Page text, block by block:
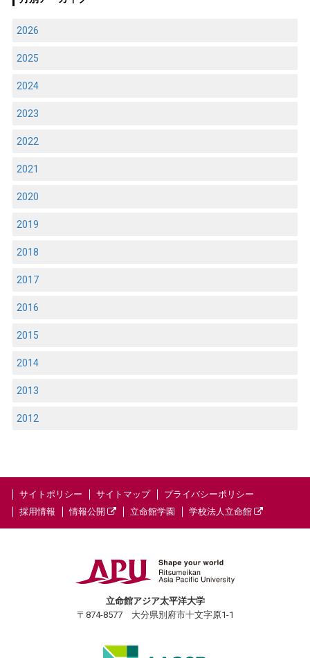
2026
2025
2024
2023
2022
2021
2020
2019
2018
2017
2016
2015
2014
2013
2012
サイトポリシー サイトマップ
プライバシーポリシー
採用情報
情報公開 立命館学園 学校法人立命館
立命館アジア太平洋大学
〒874-8577 大分県別府市十文字原1-1